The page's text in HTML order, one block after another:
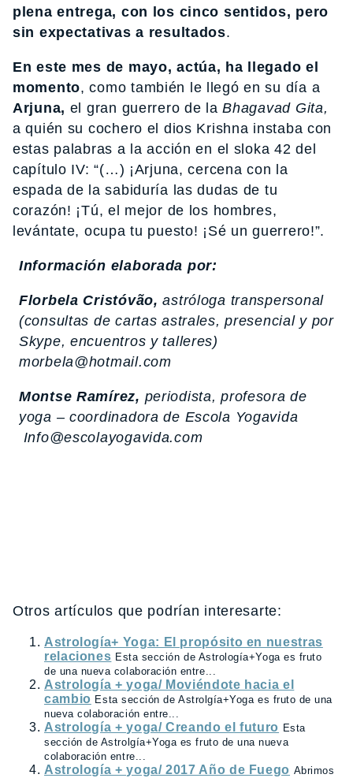
plena entrega, con los cinco sentidos, pero
sin expectativas a resultados.
En este mes de mayo, actúa, ha llegado el
momento, como también le llegó en su día a
Arjuna, el gran guerrero de laBhagavad Gita,
a quién su cochero el dios Krishna instaba con
estas palabras a la acción en el sloka 42 del
capítulo IV: “(…) ¡Arjuna, cercena con la
espada de la sabiduría las dudas de tu
corazón! ¡Tú, el mejor de los hombres,
levántate, ocupa tu puesto! ¡Sé un guerrero!”.
Información elaborada por:
Florbela Cristóvão, astróloga transpersonal
(consultas de cartas astrales, presencial y por
Skype, encuentros y talleres)
morbela@hotmail.com
Montse Ramírez, periodista, profesora de
yoga – coordinadora de Escola Yogavida
Info@escolayogavida.com
Otros artículos que podrían interesarte:
Astrología+ Yoga: El propósito en nuestras
relaciones Esta sección de Astrología+Yoga es fruto
de una nueva colaboración entre...
Astrología + yoga/ Moviéndote hacia el
cambio Esta sección de Astrolgía+Yoga es fruto de una
nueva colaboración entre...
Astrología + yoga/ Creando el futuro Esta
sección de Astrolgía+Yoga es fruto de una nueva
colaboración entre...
Astrología + yoga/ 2017 Año de Fuego Abrimos